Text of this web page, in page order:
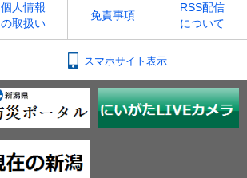
個人情報
の取扱い
免責事項
RSS配信
について
スマホサイト表示